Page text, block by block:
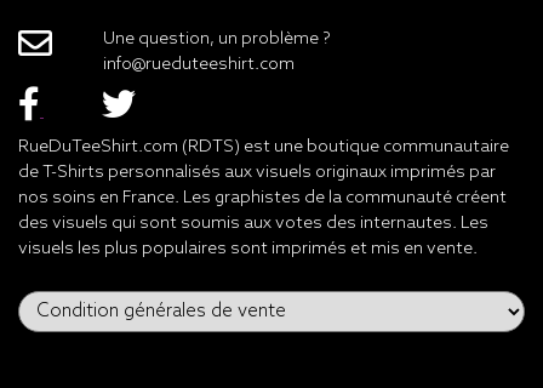
Une question, un problème ?
info@rueduteeshirt.com
RueDuTeeShirt.com (RDTS) est une boutique communautaire
de T-Shirts personnalisés aux visuels originaux imprimés par
nos soins en France. Les graphistes de la communauté créent
des visuels qui sont soumis aux votes des internautes. Les
visuels les plus populaires sont imprimés et mis en vente.